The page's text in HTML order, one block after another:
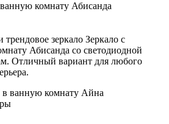
комнату Абисанда
зеркало Зеркало с
Абисанда со светодиодной
Отличный вариант для любого